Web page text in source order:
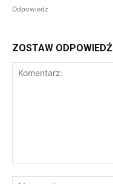
Odpowiedz
ZOSTAW ODPOWIEDŹ